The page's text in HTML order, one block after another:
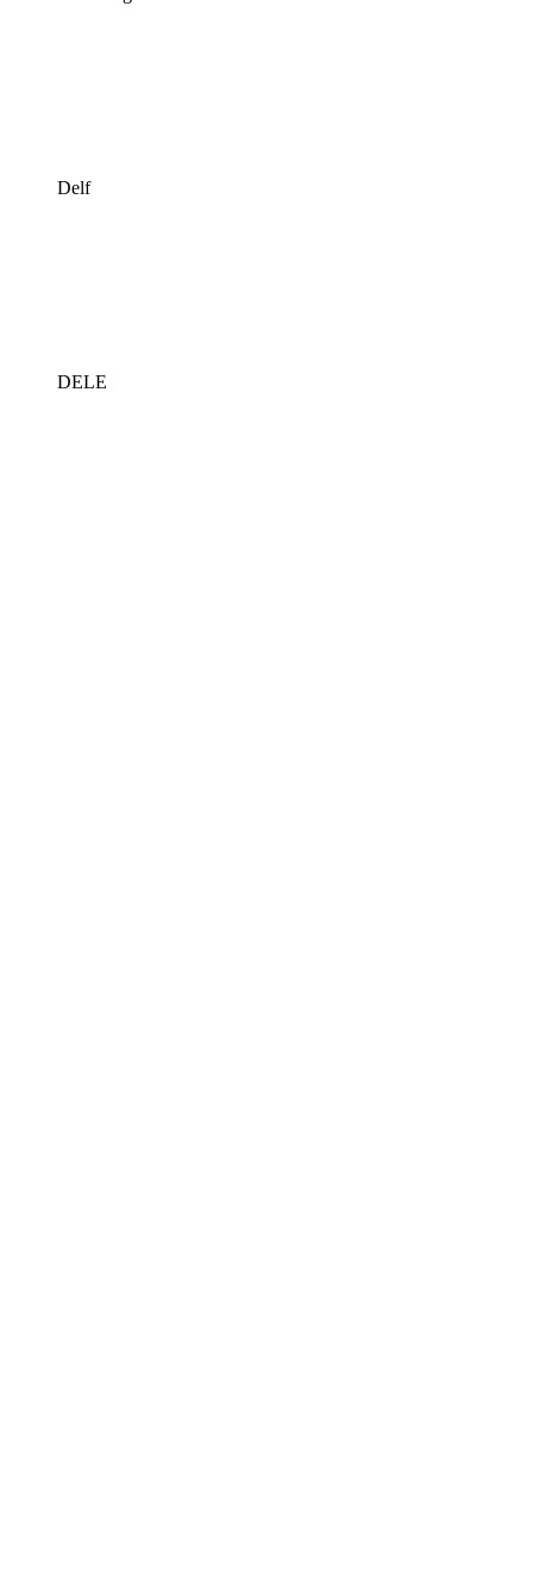
Delf
DELE